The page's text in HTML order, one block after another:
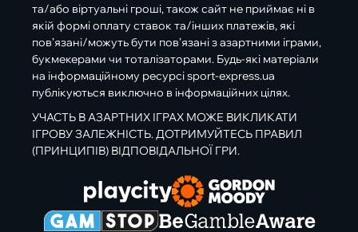
та/або віртуальні гроші, також сайт не приймає ні в
якій формі оплату ставок та/інших платежів, які
пов’язані/можуть бути пов’язані з азартними іграми,
букмекерами чи тоталізаторами. Будь-які матеріали
на інформаційному ресурсі sport-express.ua
публікуються виключно в інформаційних цілях.
УЧАСТЬ В АЗАРТНИХ ІГРАХ МОЖЕ ВИКЛИКАТИ
ІГРОВУ ЗАЛЕЖНІСТЬ. ДОТРИМУЙТЕСЬ ПРАВИЛ
(ПРИНЦИПІВ) ВІДПОВІДАЛЬНОЇ ГРИ.